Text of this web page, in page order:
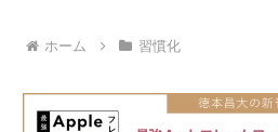
ホーム 習慣化